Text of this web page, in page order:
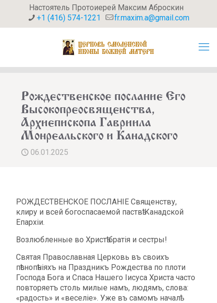
Настоятель Протоиерей Максим Аброскин
+1 (416) 574-1221
fr.maxim.a@gmail.com
Рождественское послание Его
Высокопреосвященства,
Архиепископа Гавриила
Монреальского и Канадского
06.01.2025
РОЖДЕСТВЕНСКОЕ ПОСЛАНIЕ Священству,
клиру и всей богоспасаемой паствѣ Канадской
Епархіи.
Возлюбленные во Христѣ братія и сестры!
Святая Православная Церковь въ своихъ
пѣснопѣніяхъ на Праздникъ Рождества по плоти
Господа Бога и Спаса Нашего Iисуса Христа часто
повторяетъ столь милые намъ, людямъ, слова:
«радость» и «веселіе». Уже въ самомъ началѣ